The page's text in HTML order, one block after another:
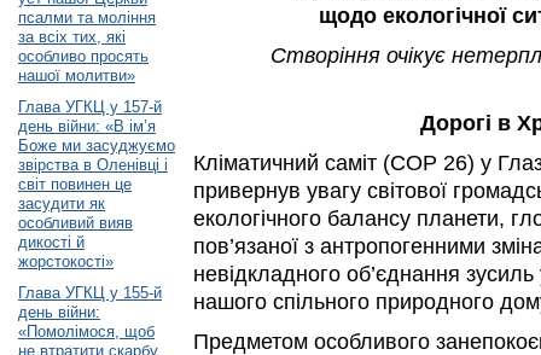
псалми та моління
за всіх тих, які
особливо просять
нашої молитви»
Глава УГКЦ у 157-й
день війни: «В ім’я
Боже ми засуджуємо
звірства в Оленівці і
світ повинен це
засудити як
особливий вияв
дикості й
жорстокості»
Глава УГКЦ у 155-й
день війни:
«Помолімося, щоб
не втратити скарбу
щодо екологічної
Створіння очікує
Дорогі в
Кліматичний саміт (СОР 26) у
привернув увагу світової
екологічного балансу планети,
пов’язаної з антропогенними
невідкладного об’єднання
нашого спільного природного
Предметом особливого